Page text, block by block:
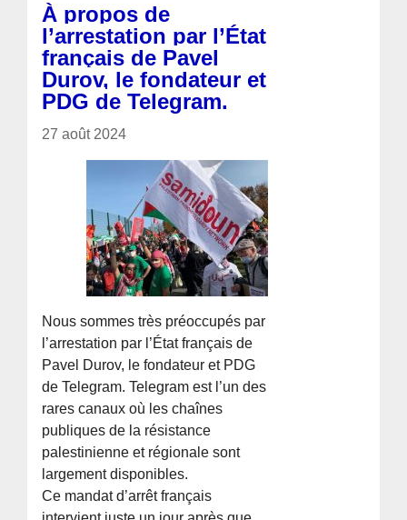
À propos de
l’arrestation par l’État
français de Pavel
Durov, le fondateur et
PDG de Telegram.
27 août 2024
Nous sommes très préoccupés par
l’arrestation par l’État français de
Pavel Durov, le fondateur et PDG
de Telegram. Telegram est l’un des
rares canaux où les chaînes
publiques de la résistance
palestinienne et régionale sont
largement disponibles.
Ce mandat d’arrêt français